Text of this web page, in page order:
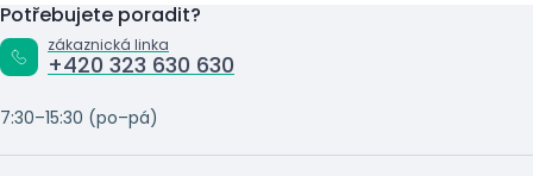
Potřebujete poradit?
zákaznická linka
+420 323 630 630
7:30–15:30 (po–pá)